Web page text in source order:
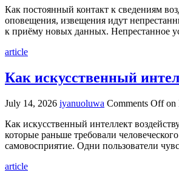
Как постоянный контакт к сведениям
оповещения, извещения идут
к приёму новых данных. Непрестанное
article
Как искусственный
July 14, 2026 iyanuoluwa Comments Offon
Как искусственный интеллект
которые раньше требовали
самовосприятие. Одни пользователи
article